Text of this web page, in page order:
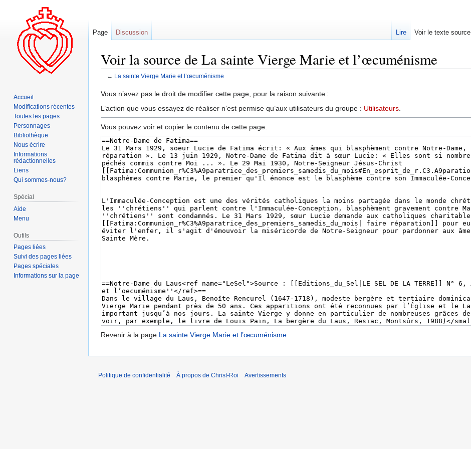
Voir la source de La sainte Vierge Marie et l’œcuménisme
← La sainte Vierge Marie et l’œcuménisme
Aller
à
navigation
Aller
à
recherche
Vous n’avez pas le droit de modifier cette page, pour la raison suivante :
L’action que vous essayez de réaliser n’est permise qu’aux utilisateurs du groupe : Utilisateurs
Vous pouvez voir et copier le contenu de cette page.
Revenir à la page La sainte Vierge Marie et l’œcuménisme.
Page Discussion Lire Voir le texte source
Accueil
Modifications récentes
Toutes les pages
Personnages
Bibliothèque
Nous écrire
Informations
rédactionnelles
Liens
Qui sommes-nous?
Spécial
Aide
Menu
Outils
Pages liées
Suivi des pages liées
Pages spéciales
Informations sur la page
Politique de confidentialité À propos de Christ-Roi Avertissements